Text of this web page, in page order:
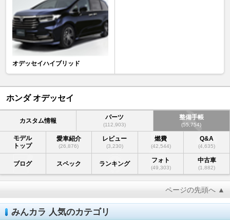
オデッセイハイブリッド
ホンダ オデッセイ
カスタム情報 パーツ
(112,903)
整備手帳
(55,754)
モデル
トップ
愛車紹介
(26,876)
レビュー
(3,230)
燃費
(42,544)
Q&A
(4,635)
ブログ スペック ランキング フォト
(49,303)
中古車
(1,882)
ページの先頭へ ▲
みんカラ 人気のカテゴリ